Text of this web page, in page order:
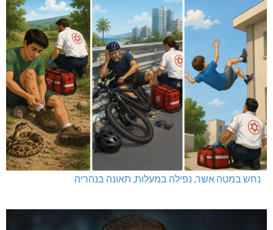
נחש במטה אשר, נפילה במעלות, תאונה בנהריה